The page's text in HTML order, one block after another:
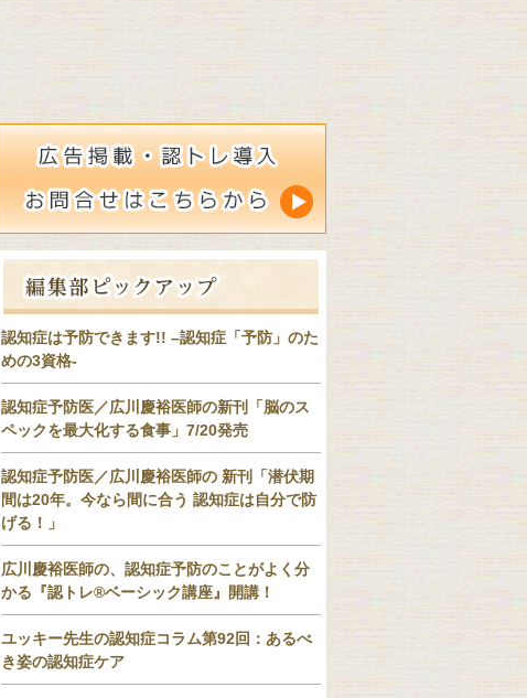
認知症は予防できます!! –認知症「予防」のた
めの3資格-
認知症予防医／広川慶裕医師の新刊「脳のス
ペックを最大化する食事」7/20発売
認知症予防医／広川慶裕医師の 新刊「潜伏期
間は20年。今なら間に合う 認知症は自分で防
げる！」
広川慶裕医師の、認知症予防のことがよく分
かる『認トレ®️ベーシック講座』開講！
ユッキー先生の認知症コラム第92回：あるべ
き姿の認知症ケア